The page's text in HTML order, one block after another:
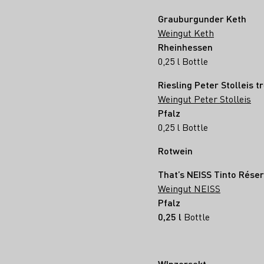
Grauburgunder Keth
Weingut Keth
Rheinhessen
0,25 l Bottle
Riesling Peter Stolleis
Weingut Peter Stolleis
Pfalz
0,25 l Bottle
Rotwein
That’s NEISS Tinto
Weingut NEISS
Pfalz
0,25 l Bottle